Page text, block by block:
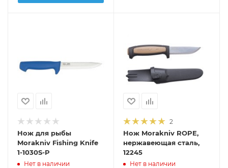
Нож для рыбы
Morakniv Fishing Knife
1-1030S-P
Нет в наличии
2
Нож Morakniv ROPE,
нержавеющая сталь,
12245
Нет в наличии